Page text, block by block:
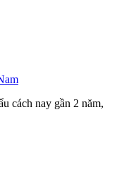
cách nay gần 2 năm,